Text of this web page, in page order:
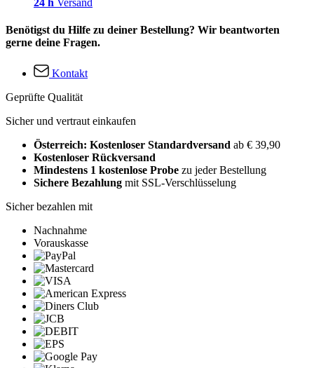
24 h Versand
Benötigst du Hilfe zu deiner Bestellung? Wir beantworten
gerne deine Fragen.
Kontakt
Geprüfte Qualität
Sicher und vertraut einkaufen
Österreich: Kostenloser Standardversand ab € 39,90
Kostenloser Rückversand
Mindestens 1 kostenlose Probe zu jeder Bestellung
Sichere Bezahlung mit SSL-Verschlüsselung
Sicher bezahlen mit
Nachnahme
Vorauskasse